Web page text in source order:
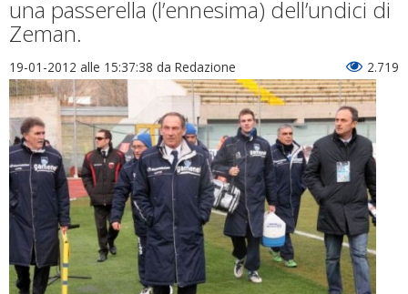
una passerella (l’ennesima) dell’undici di
Zeman.
19-01-2012 alle 15:37:38 da Redazione 2.719